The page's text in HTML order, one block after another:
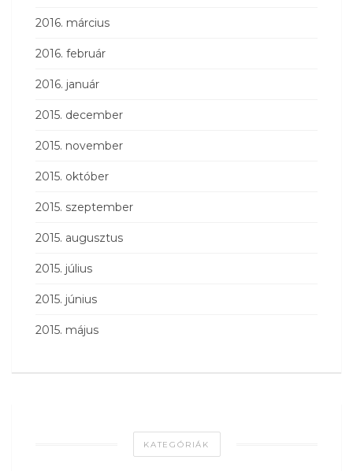
2016. március
2016. február
2016. január
2015. december
2015. november
2015. október
2015. szeptember
2015. augusztus
2015. július
2015. június
2015. május
KATEGÓRIÁK